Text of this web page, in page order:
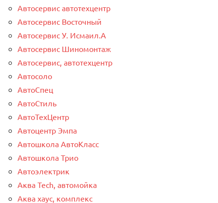
Автосервис автотехцентр
Автосервис Восточный
Автосервис У. Исмаил.А
Автосервис Шиномонтаж
Автосервис, автотехцентр
Автосоло
АвтоСпец
АвтоСтиль
АвтоТехЦентр
Автоцентр Эмпа
Автошкола АвтоКласс
Автошкола Трио
Автоэлектрик
Аква Tech, автомойка
Аква хаус, комплекс